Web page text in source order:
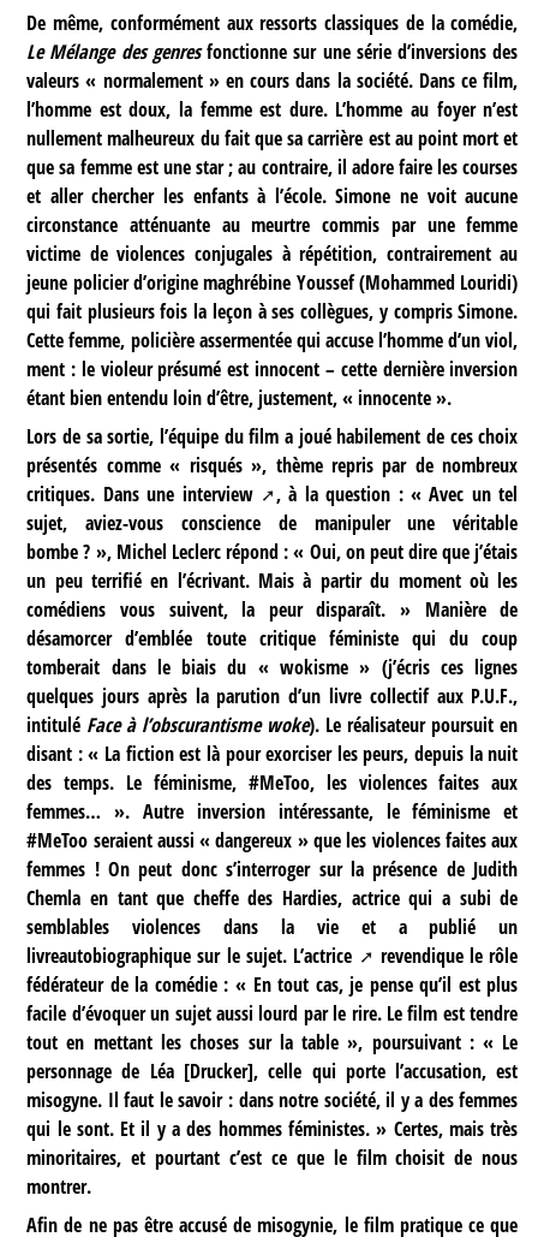
De même, conformément aux ressorts classiques de la comédie,
Le Mélange des genresfonctionne sur une série d’inversions des
valeurs « normalement » en cours dans la société. Dans ce film,
l’homme est doux, la femme est dure. L’homme au foyer n’est
nullement malheureux du fait que sa carrière est au point mort et
que sa femme est une star ; au contraire, il adore faire les courses
et aller chercher les enfants à l’école. Simone ne voit aucune
circonstance atténuante au meurtre commis par une femme
victime de violences conjugales à répétition, contrairement au
jeune policier d’origine maghrébine Youssef (Mohammed Louridi)
qui fait plusieurs fois la leçon à ses collègues, y compris Simone.
Cette femme, policière assermentée qui accuse l’homme d’un viol,
ment : le violeur présumé est innocent – cette dernière inversion
étant bien entendu loin d’être, justement, « innocente ».
Lors de sa sortie, l’équipe du film a joué habilement de ces choix
présentés comme « risqués », thème repris par de nombreux
critiques. Dans une interview
, à la question : « Avec un tel
sujet, aviez-vous conscience de manipuler une véritable
bombe ? », Michel Leclerc répond : « Oui, on peut dire que j’étais
un peu terrifié en l’écrivant. Mais à partir du moment où les
comédiens vous suivent, la peur disparaît. » Manière de
désamorcer d’emblée toute critique féministe qui du coup
tomberait dans le biais du « wokisme » (j’écris ces lignes
quelques jours après la parution d’un livre collectif aux P.U.F.,
intitulé Face à l’obscurantisme woke). Le réalisateur poursuit en
disant : « La fiction est là pour exorciser les peurs, depuis la nuit
des temps. Le féminisme, #MeToo, les violences faites aux
femmes… ». Autre inversion intéressante, le féminisme et
#MeToo seraient aussi « dangereux » que les violences faites aux
femmes ! On peut donc s’interroger sur la présence de Judith
Chemla en tant que cheffe des Hardies, actrice qui a subi de
semblables violences dans la vie et a publié un
livreautobiographique sur le sujet. L’actrice
revendique le rôle
fédérateur de la comédie : « En tout cas, je pense qu’il est plus
facile d’évoquer un sujet aussi lourd par le rire. Le film est tendre
tout en mettant les choses sur la table », poursuivant : « Le
personnage de Léa [Drucker], celle qui porte l’accusation, est
misogyne. Il faut le savoir : dans notre société, il y a des femmes
qui le sont. Et il y a des hommes féministes. » Certes, mais très
minoritaires, et pourtant c’est ce que le film choisit de nous
montrer.
Afin de ne pas être accusé de misogynie, le film pratique ce que